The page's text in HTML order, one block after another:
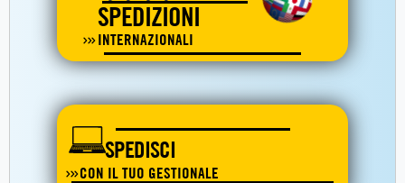
SPEDIZIONI
INTERNAZIONALI
SPEDISCI
CON IL TUO GESTIONALE